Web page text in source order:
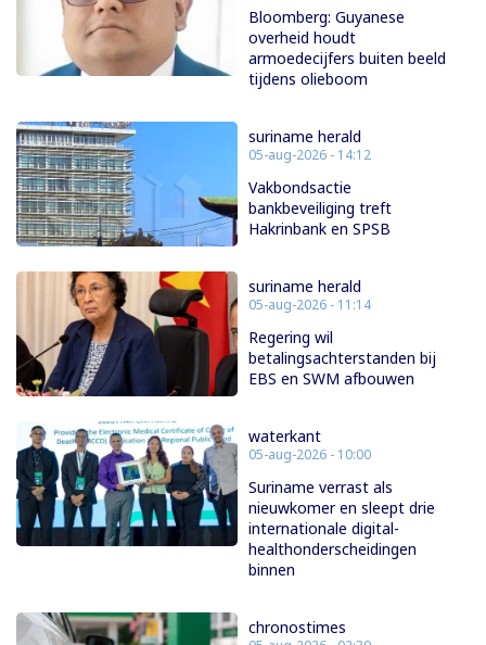
Bloomberg: Guyanese
overheid houdt
armoedecijfers buiten beeld
tijdens olieboom
suriname herald
05-aug-2026 - 14:12
Vakbondsactie
bankbeveiliging treft
Hakrinbank en SPSB
suriname herald
05-aug-2026 - 11:14
Regering wil
betalingsachterstanden bij
EBS en SWM afbouwen
waterkant
05-aug-2026 - 10:00
Suriname verrast als
nieuwkomer en sleept drie
internationale digital-
healthonderscheidingen
binnen
chronostimes